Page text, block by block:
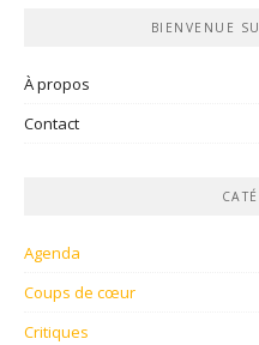
BIENVENUE
À propos
Contact
Agenda
Coups de cœur
Critiques